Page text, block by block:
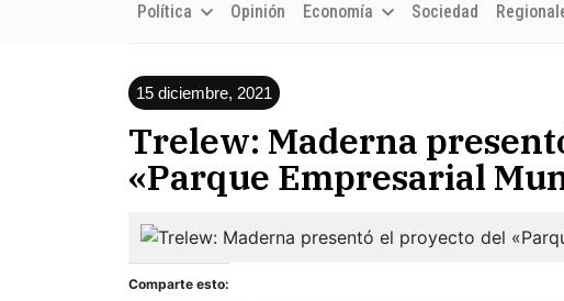
Política Opinión Economía Sociedad
15 diciembre, 2021
Trelew: Maderna
«Parque Empresarial
Comparte esto: